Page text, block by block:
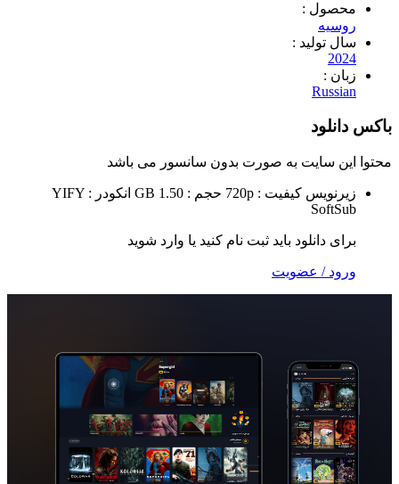
:
:
سایت به صورتبدون سانسورمی باشد
کیفیت : 720p حجم : GB 1.50
انکودر : YIFY
دانلود باید ثبت نام کنید یا وارد شوید
/ عضویت